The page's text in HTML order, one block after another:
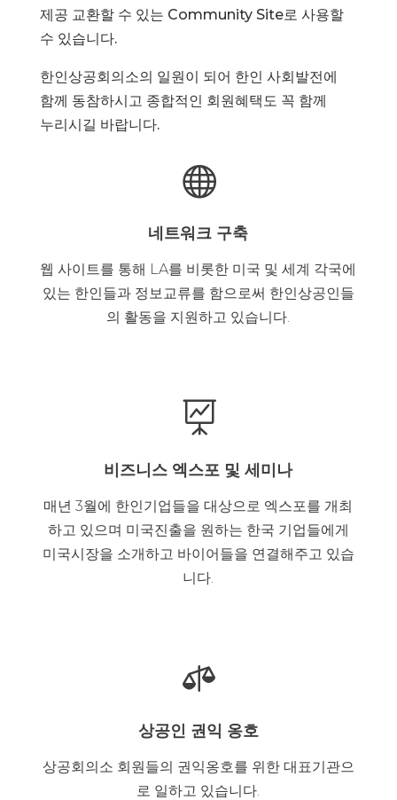
제공 교환할 수 있는 Community Site로 사용할
수 있습니다.
한인상공회의소의 일원이 되어 한인 사회발전에
함께 동참하시고 종합적인 회원혜택도 꼭 함께
누리시길 바랍니다.

네트워크 구축
웹 사이트를 통해 LA를 비롯한 미국 및 세계 각국에
있는 한인들과 정보교류를 함으로써 한인상공인들
의 활동을 지원하고 있습니다.

비즈니스 엑스포 및 세미나
매년 3월에 한인기업들을 대상으로 엑스포를 개최
하고 있으며 미국진출을 원하는 한국 기업들에게
미국시장을 소개하고 바이어들을 연결해주고 있습
니다.

상공인 권익 옹호
상공회의소 회원들의 권익옹호를 위한 대표기관으
로 일하고 있습니다.